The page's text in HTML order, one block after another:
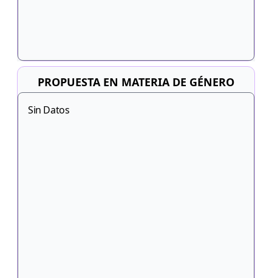
PROPUESTA EN MATERIA DE GÉNERO
Sin Datos